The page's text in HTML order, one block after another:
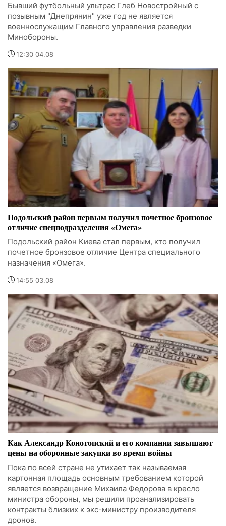
Бывший футбольный ультрас Глеб Новостройный с
позывным "Днепрянин" уже год не является
военнослужащим Главного управления разведки
Минобороны.
12:30 04.08
Подольский район первым получил почетное бронзовое
отличие спецподразделения «Омега»
Подольский район Киева стал первым, кто получил
почетное бронзовое отличие Центра специального
назначения «Омега».
14:55 03.08
Как Александр Конотопский и его компании завышают
цены на оборонные закупки во время войны
Пока по всей стране не утихает так называемая
картонная площадь основным требованием которой
является возвращение Михаила Федорова в кресло
министра обороны, мы решили проанализировать
контракты близких к экс-министру производителя
дронов.